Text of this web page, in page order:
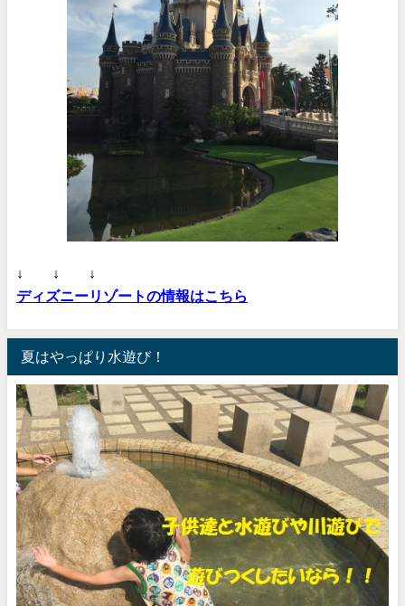
↓ ↓ ↓
ディズニーリゾートの情報はこちら
夏はやっぱり水遊び！